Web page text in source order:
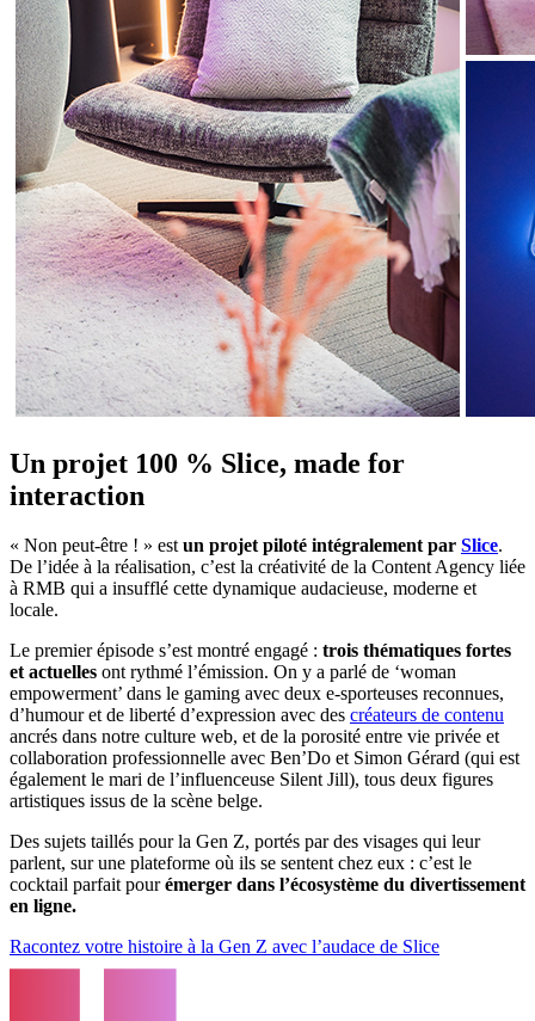
Un projet 100 % Slice, made for
interaction
« Non peut-être ! » estun projet piloté intégralement par Slice.
De l’idée à la réalisation, c’est la créativité de la Content Agency liée
à RMB qui a insufflé cette dynamique audacieuse, moderne et
locale.
Le premier épisode s’est montré engagé : trois thématiques fortes
et actuelles ont rythmé l’émission. On y a parlé de ‘woman
empowerment’ dans le gaming avec deux e-sporteuses reconnues,
d’humour et de liberté d’expression avec des créateurs de contenu
ancrés dans notre culture web, et de la porosité entre vie privée et
collaboration professionnelle avec Ben’Do et Simon Gérard (qui est
également le mari de l’influenceuse Silent Jill), tous deux figures
artistiques issus de la scène belge.
Des sujets taillés pour la Gen Z, portés par des visages qui leur
parlent, sur une plateforme où ils se sentent chez eux : c’est le
cocktail parfait pourémerger dans l’écosystème du divertissement
en ligne.
Racontez votre histoire à la Gen Z avec l’audace de Slice